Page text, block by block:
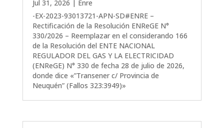
Jul 31, 2026 | Enre
-EX-2023-93013721-APN-SD#ENRE –
Rectificación de la Resolución ENReGE N°
330/2026 – Reemplazar en el considerando 166
de la Resolución del ENTE NACIONAL
REGULADOR DEL GAS Y LA ELECTRICIDAD
(ENReGE) N° 330 de fecha 28 de julio de 2026,
donde dice «”Transener c/ Provincia de
Neuquén” (Fallos 323:3949)»